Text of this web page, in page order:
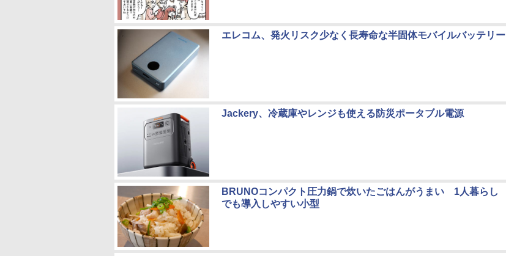
エレコム、発火リスク少なく長寿命な半固体モバイルバッテリー
Jackery、冷蔵庫やレンジも使える防災ポータブル電源
BRUNOコンパクト圧力鍋で炊いたごはんがうまい 1人暮らし
でも導入しやすい小型